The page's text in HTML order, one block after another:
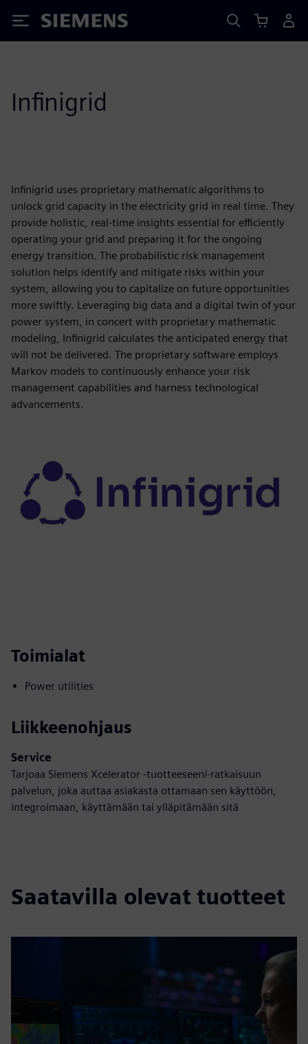
Siemens
Infinigrid
Infinigrid uses proprietary mathematic algorithms to
unlock grid capacity in the electricity grid in real time. They
provide holistic, real-time insights essential for efficiently
operating your grid and preparing it for the ongoing
energy transition. The probabilistic risk management
solution helps identify and mitigate risks within your
system, allowing you to capitalize on future opportunities
more swiftly. Leveraging big data and a digital twin of your
power system, in concert with proprietary mathematic
modeling, Infinigrid calculates the anticipated energy that
will not be delivered. The proprietary software employs
Markov models to continuously enhance your risk
management capabilities and harness technological
advancements.
Toimialat
Power utilities
Liikkeenohjaus
Service
Tarjoaa Siemens Xcelerator -tuotteeseen/-ratkaisuun
palvelun, joka auttaa asiakasta ottamaan sen käyttöön,
integroimaan, käyttämään tai ylläpitämään sitä
Saatavilla olevat tuotteet